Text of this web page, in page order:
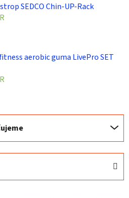
SEDCO Chin-UP-Rack
aerobic guma LivePro SET